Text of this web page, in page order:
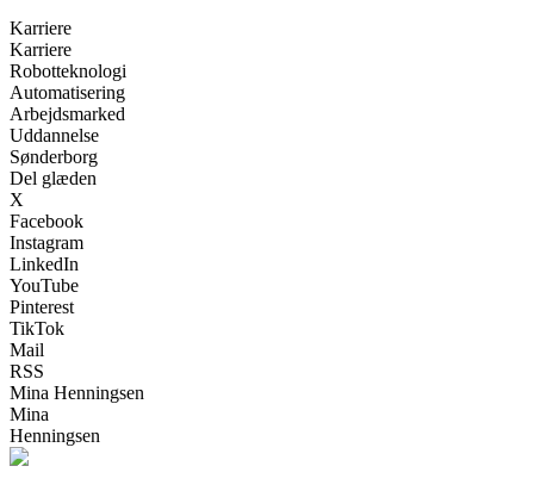
Karriere
Karriere
Robotteknologi
Automatisering
Arbejdsmarked
Uddannelse
Sønderborg
Del glæden
X
Facebook
Instagram
LinkedIn
YouTube
Pinterest
TikTok
Mail
RSS
Mina Henningsen
Mina
Henningsen